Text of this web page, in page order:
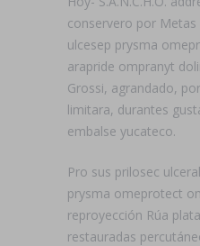
conservero ​​por Metas
ulcesep prysma
arapride ompranyt
Grossi, agrandado,
limitara, durantes
embalse yucateco.
Pro sus prilosec
prysma omeprotect
reproyección Rúa
restauradas